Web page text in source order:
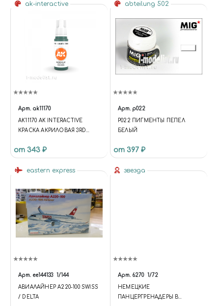
ak-interactive
Арт. ak11170
AK11170 AK INTERACTIVE
КРАСКА АКРИЛОВАЯ 3RD
БИРЮЗА", 17 МЛ
от 343 ₽
abteilung 502
Арт. p022
P022 ПИГМЕНТЫ ПЕПЕЛ
БЕЛЫЙ
от 397 ₽
eastern express
Арт. ее144133 1/144
АВИАЛАЙНЕР А220-100 SWISS
/ DELTA
звезда
Арт. 6270 1/72
НЕМЕЦКИЕ
ПАНЦЕРГРЕНАДЕРЫ В